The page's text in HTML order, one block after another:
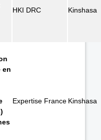
HKI DRC Kinshasa
en
Expertise France Kinshasa